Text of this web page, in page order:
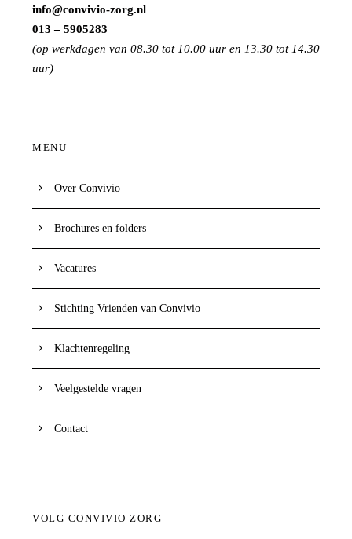
info@convivio-zorg.nl
013 – 5905283
(op werkdagen van 08.30 tot 10.00 uur en 13.30 tot 14.30
uur)
MENU
Over Convivio
Brochures en folders
Vacatures
Stichting Vrienden van Convivio
Klachtenregeling
Veelgestelde vragen
Contact
VOLG CONVIVIO ZORG